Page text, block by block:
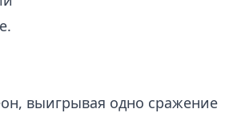
выигрывая одно сражение